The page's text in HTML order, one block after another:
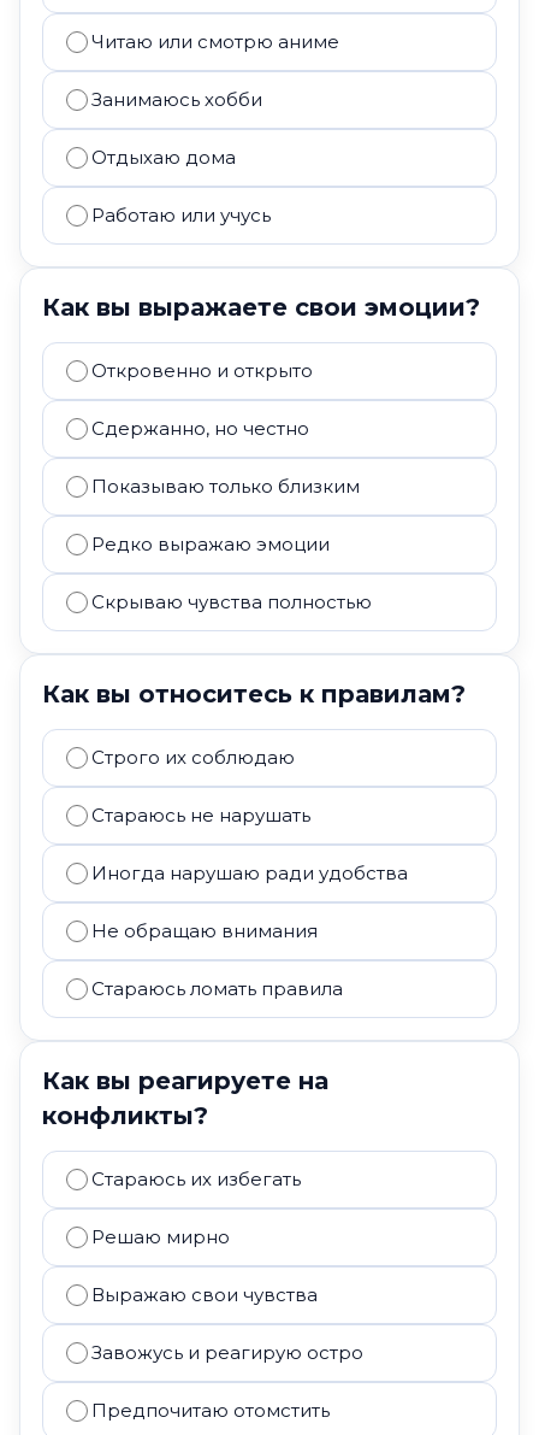
Читаю или смотрю аниме
Занимаюсь хобби
Отдыхаю дома
Работаю или учусь
Как вы выражаете свои эмоции?
Откровенно и открыто
Сдержанно, но честно
Показываю только близким
Редко выражаю эмоции
Скрываю чувства полностью
Как вы относитесь к правилам?
Строго их соблюдаю
Стараюсь не нарушать
Иногда нарушаю ради удобства
Не обращаю внимания
Стараюсь ломать правила
Как вы реагируете на
конфликты?
Стараюсь их избегать
Решаю мирно
Выражаю свои чувства
Завожусь и реагирую остро
Предпочитаю отомстить